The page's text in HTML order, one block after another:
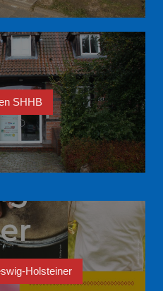
SHHB
Holsteiner